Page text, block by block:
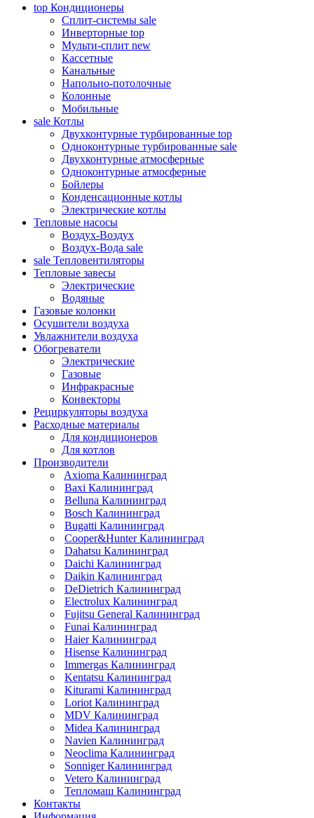
top Кондиционеры
Сплит-системы sale
Инверторные top
Мульти-сплит new
Кассетные
Канальные
Напольно-потолочные
Колонные
Мобильные
sale Котлы
Двухконтурные турбированные top
Одноконтурные турбированные sale
Двухконтурные атмосферные
Одноконтурные атмосферные
Бойлеры
Конденсационные котлы
Электрические котлы
Тепловые насосы
Воздух-Воздух
Воздух-Вода sale
sale Тепловентиляторы
Тепловые завесы
Электрические
Водяные
Газовые колонки
Осушители воздуха
Увлажнители воздуха
Обогреватели
Электрические
Газовые
Инфракрасные
Конвекторы
Рециркуляторы воздуха
Расходные материалы
Для кондиционеров
Для котлов
Производители
Axioma Калининград
Baxi Калининград
Belluna Калининград
Bosch Калининград
Bugatti Калининград
Cooper&Hunter Калининград
Dahatsu Калининград
Daichi Калининград
Daikin Калининград
DeDietrich Калининград
Electrolux Калининград
Fujitsu General Калининград
Funai Калининград
Haier Калининград
Hisense Калининград
Immergas Калининград
Kentatsu Калининград
Kiturami Калининград
Loriot Калининград
MDV Калининград
Midea Калининград
Navien Калининград
Neoclima Калининград
Sonniger Калининград
Vetero Калининград
Тепломаш Калининград
Контакты